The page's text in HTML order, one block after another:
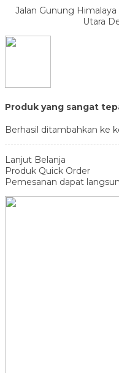
Jalan Gunung
Utara
Produk yang sangat
Berhasil ditambahkan ke
Lanjut Belanja
Produk Quick Order
Pemesanan dapat